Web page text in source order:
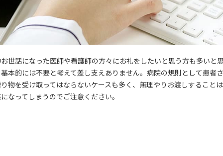
世話になった医師や看護師の方々にお礼をしたいと思う方も多いと
本的には不要と考えて差し支えありません。病院の規則として患者
物を受け取ってはならないケースも多く、無理やりお渡しすること
なってしまうのでご注意ください。